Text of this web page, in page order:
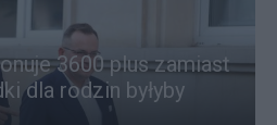
3600 plus zamiast
dla rodzin byłyby